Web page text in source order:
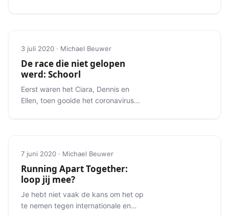
3 juli 2020 · Michael Beuwer
De race die niet gelopen
werd: Schoorl
Eerst waren het Ciara, Dennis en
Ellen, toen gooide het coronavirus
7 juni 2020 · Michael Beuwer
Running Apart Together:
loop jij mee?
Je hebt niet vaak de kans om het op
te nemen tegen internationale en